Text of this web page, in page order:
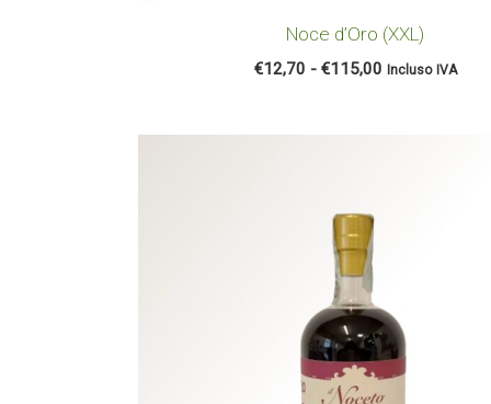
Noce d’Oro (XXL)
€12,70 - €115,00 Incluso IVA